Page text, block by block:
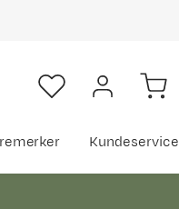
Kundeservice